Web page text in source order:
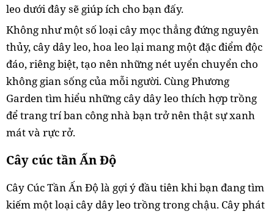
leo dưới đây sẽ giúp ích cho bạn đấy.
Không như một số loại cây mọc thẳng đứng nguyên
thủy, cây dây leo, hoa leo lại mang một đặc điểm độc
đáo, riêng biệt, tạo nên những nét uyển chuyển cho
không gian sống của mỗi người. Cùng Phương
Garden tìm hiểu những cây dây leo thích hợp trồng
để trang trí ban công nhà bạn trở nên thật sự xanh
mát và rực rở.
Cây cúc tần Ấn Độ
Cây Cúc Tần Ấn Độ là gợi ý đầu tiên khi bạn đang tìm
kiếm một loại cây dây leo trồng trong chậu. Cây phát